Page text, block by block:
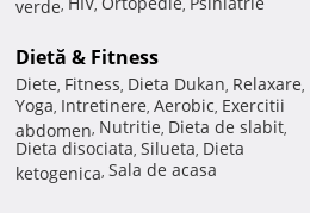
verde, , ,
Dietă & Fitness
Diete, Fitness, Dieta Dukan, Relaxare,
Yoga, Intretinere, Aerobic, Exercitii
abdomen, Nutritie, Dieta de slabit,
Dieta disociata, Silueta, Dieta
ketogenica, Sala de acasa